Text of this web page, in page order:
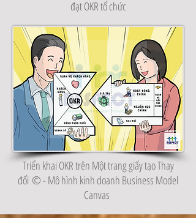
đạt OKR tổ chức
Triển khai OKR trên Một trang giấy tạo Thay
đổi ©️ - Mô hình kinh doanh Business Model
Canvas